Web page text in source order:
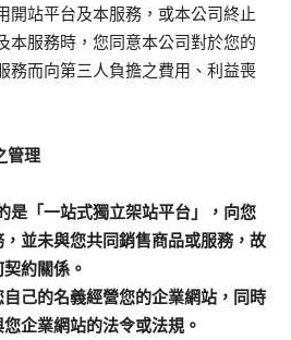
開站平台及本服務，或本公司終止
本服務時，您同意本公司對於您的
務而向第三人負擔之費用、利益喪
管理
是「一站式獨立架站平台」，向您
並未與您共同銷售商品或服務，故
約關係。
己的名義經營您的企業網站，同時
企業網站的法令或法規。